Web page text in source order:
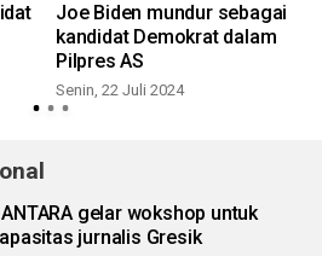
Joe Biden mundur sebagai
kandidat Demokrat dalam
Pilpres AS
Senin, 22 Juli 2024
gelar wokshop untuk
jurnalis Gresik